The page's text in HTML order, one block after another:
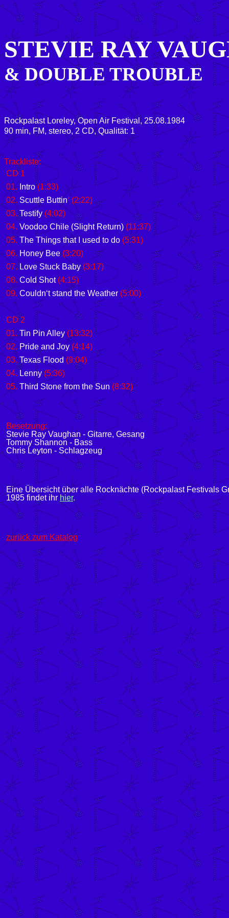
STEVIE RAY
& DOUBLE TROUBLE
Rockpalast Loreley, Open Air Festival, 25.08.1984
90 min, FM, stereo, 2 CD, Qualität: 1
Trackliste:
CD 1
01.Intro(1:33)
02. Scuttle Buttin‘ (2:22)
03.Testify(4:02)
04. Voodoo Chile (Slight Return) (11:37)
05.The Things that I used to do (5:31)
06. Honey Bee(3:20)
07.Love Stuck Baby(3:17)
08.Cold Shot(4:15)
09. Couldn‘t stand the Weather (5:00)
CD 2
01.Tin Pin Alley(13:32)
02. Pride and Joy(4:14)
03.Texas Flood(9:04)
04. Lenny (5:36)
05.Third Stone from the Sun (8:32)
Besetzung:
Stevie Ray Vaughan - Gitarre, Gesang
Tommy Shannon - Bass
Chris Leyton - Schlagzeug
Eine Übersicht über alle Rocknächte (Rockpalast Festivals
1985 findet ihr hier.
zurück zum Katalog